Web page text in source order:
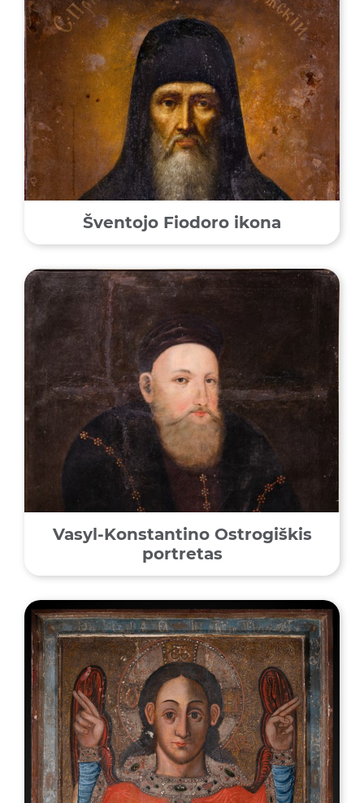
Šventojo Fiodoro ikona
Vasyl-Konstantino Ostrogiškis
portretas